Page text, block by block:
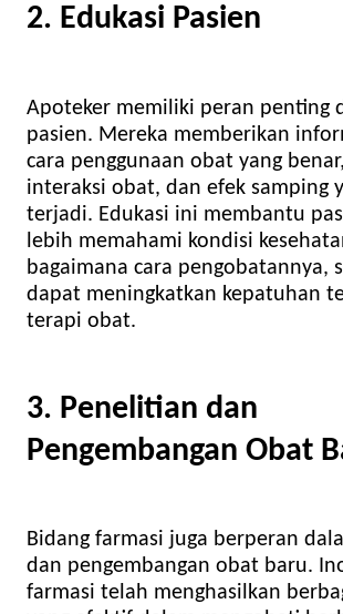
2. Edukasi Pasien
Apoteker memiliki peran penting
pasien. Mereka memberikan
cara penggunaan obat yang
interaksi obat, dan efek samping
terjadi. Edukasi ini membantu
lebih memahami kondisi
bagaimana cara pengobatannya,
dapat meningkatkan kepatuhan
terapi obat.
3. Penelitian dan
Pengembangan Obat
Bidang farmasi juga berperan
dan pengembangan obat baru.
farmasi telah menghasilkan